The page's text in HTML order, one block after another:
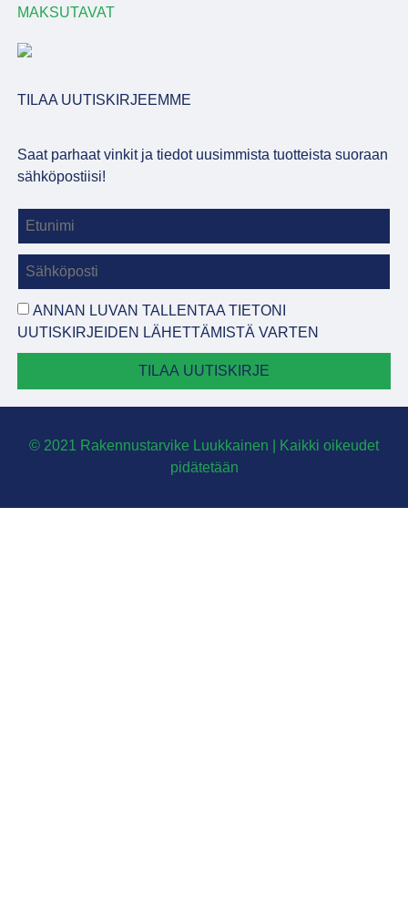
MAKSUTAVAT
TILAA UUTISKIRJEEMME
Saat parhaat vinkit ja tiedot uusimmista tuotteista suoraan
sähköpostiisi!
ANNAN LUVAN TALLENTAA TIETONI
UUTISKIRJEIDEN LÄHETTÄMISTÄ VARTEN
TILAA UUTISKIRJE
© 2021 Rakennustarvike Luukkainen | Kaikki oikeudet
pidätetään